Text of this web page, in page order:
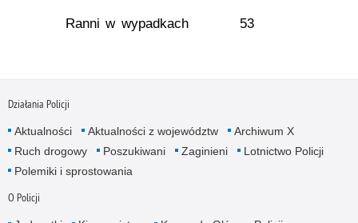
Ranni w wypadkach 53
Działania Policji
Aktualności Aktualności z województw
Archiwum X
Ruch drogowy
Poszukiwani Zaginieni
Lotnictwo Policji
Polemiki i sprostowania
O Policji